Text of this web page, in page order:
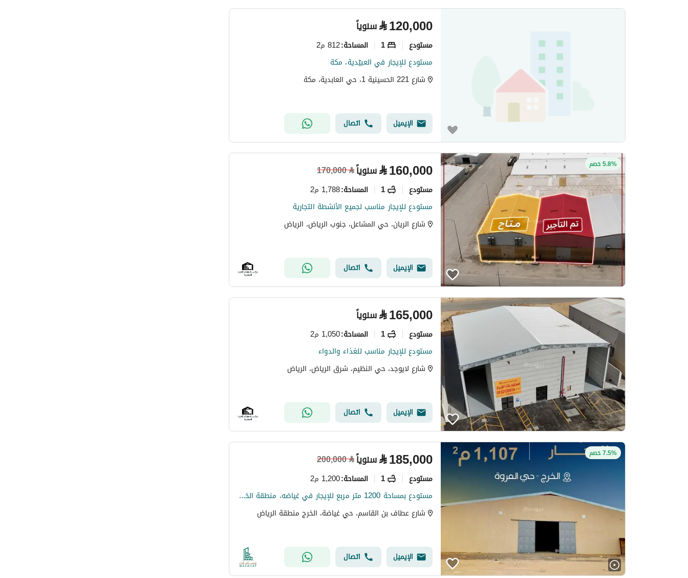
⃁120,000 سنوياً
مستودع 1 المساحة:812 م2
مستودع للإيجار في العبيّدية، مكة
شارع 221 الحسينية 1، حي العابدية، مكة
الإيميل اتصال
5.8% خصم ⃁160,000 سنوياً⃁
170,000
مستودع 1 المساحة:1,788 م2
مستودع للإيجار مناسب لجميع الأنشطة التجارية
شارع الريان، حي المشاعل، جنوب الرياض، الرياض
الإيميل اتصال
⃁165,000 سنوياً
مستودع 1 المساحة:1,050 م2
مستودع للإيجار مناسب للغذاء والدواء
شارع لايوجد، حي النظيم، شرق الرياض، الرياض
الإيميل اتصال
7.5% خصم ⃁185,000 سنوياً⃁
200,000
مستودع 1 المساحة:1,200 م2
مستودع بمساحة 1200 متر مربع للإيجار في غياضه، منطقة الخرج الرياض
شارع عطاف بن القاسم، حي غياضة، الخرج منطقة الرياض
الإيميل اتصال